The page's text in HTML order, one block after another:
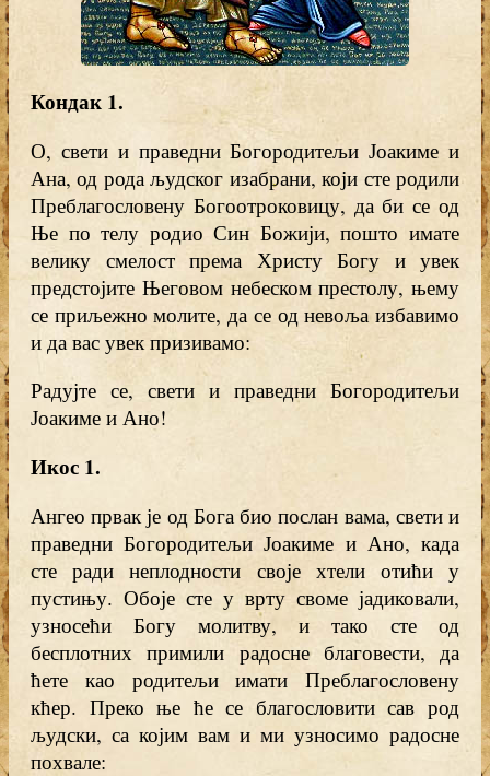
Кондак 1.
О, свети и праведни Богородитељи Јоакиме и
Ана, од рода људског изабрани, који сте родили
Преблагословену Богоотроковицу, да би се од
Ње по телу родио Син Божији, пошто имате
велику смелост према Христу Богу и увек
предстојите Његовом небеском престолу, њему
се приљежно молите, да се од невоља избавимо
и да вас увек призивамо:
Радујте се, свети и праведни Богородитељи
Јоакиме и Ано!
Икос 1.
Ангео првак је од Бога био послан вама, свети и
праведни Богородитељи Јоакиме и Ано, када
сте ради неплодности своје хтели отићи у
пустињу. Обоје сте у врту своме јадиковали,
узносећи Богу молитву, и тако сте од
бесплотних примили радосне благовести, да
ћете као родитељи имати Преблагословену
кћер. Преко ње ће се благословити сав род
људски, са којим вам и ми узносимо радосне
похвале: